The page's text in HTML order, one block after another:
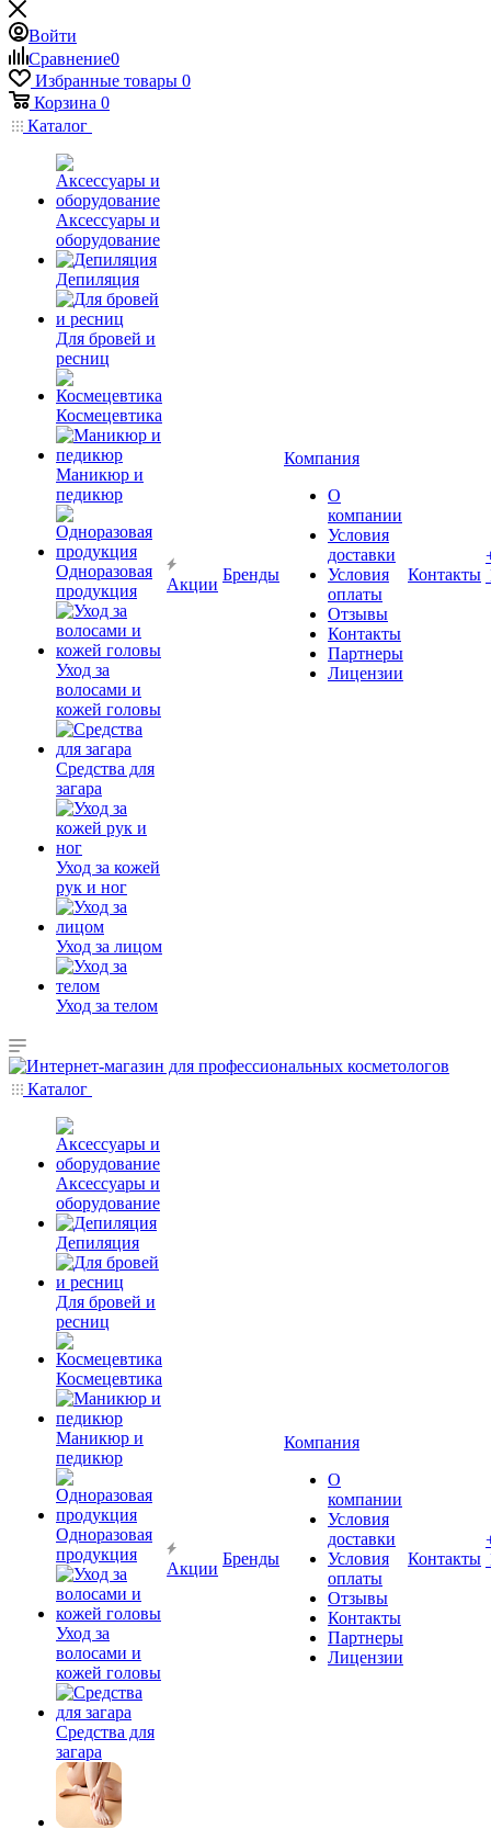
Войти
Сравнение0
Избранные товары 0
Корзина 0
Каталог
Аксессуары и
оборудование
Депиляция
Для бровей и
ресниц
Космецевтика
Маникюр и
педикюр
Одноразовая
продукция
Уход за
волосами и
кожей головы
Средства для
загара
Уход за кожей
рук и ног
Уход за лицом
Уход за телом
Акции
Бренды
Компания
О
компании
Условия
доставки
Условия
оплаты
Отзывы
Контакты
Партнеры
Лицензии
Контакты
Каталог
Аксессуары и
оборудование
Депиляция
Для бровей и
ресниц
Космецевтика
Маникюр и
педикюр
Одноразовая
продукция
Уход за
волосами и
кожей головы
Средства для
загара
Акции
Бренды
Компания
О
компании
Условия
доставки
Условия
оплаты
Отзывы
Контакты
Партнеры
Лицензии
Контакты